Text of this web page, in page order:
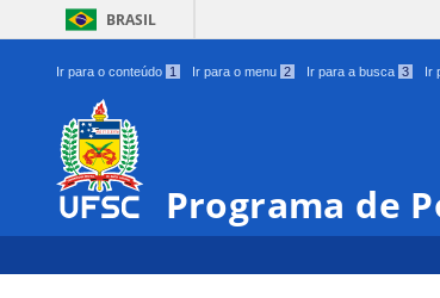
BRASIL
Ir para o conteúdo 1 Ir para o menu 2 Ir para a busca 3 Ir
Programa de